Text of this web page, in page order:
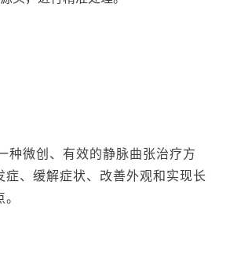
种微创、有效的静脉曲张治疗方
症、缓解症状、改善外观和实现长